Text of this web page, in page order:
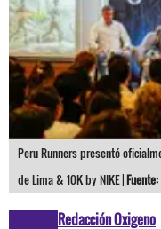
Peru Runners presentó
de Lima & 10K by NIKE |Fuente:
Redacción Oxigeno